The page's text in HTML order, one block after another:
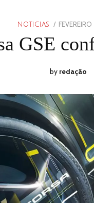
NOTICIAS
POSTED
GSE
by redação